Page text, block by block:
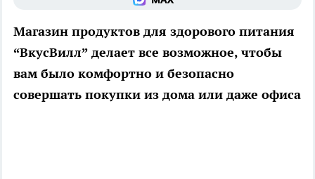
Магазин продуктов для здорового питания
“ВкусВилл” делает все возможное, чтобы
вам было комфортно и безопасно
совершать покупки из дома или даже офиса